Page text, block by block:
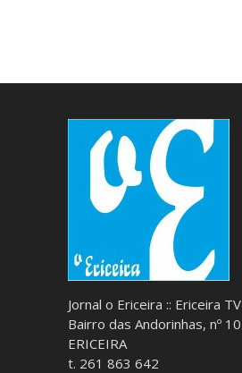
Jornal o Ericeira :: Ericeira TV
Bairro das Andorinhas, nº 10
ERICEIRA
t. 261 863 642